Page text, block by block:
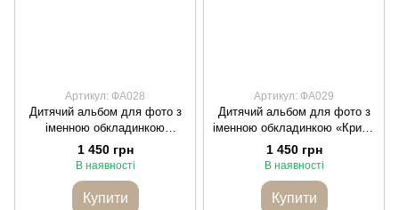
Артикул: ФА028
Дитячий альбом для фото з
іменною обкладинкою
«Слоненя» Ліс
1 450 грн
В наявності
Купити
Артикул: ФА029
Дитячий альбом для фото з
іменною обкладинкою «Крила
янгола» Класика
1 450 грн
В наявності
Купити